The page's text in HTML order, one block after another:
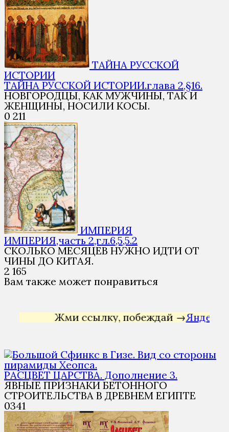
ТАЙНА РУССКОЙ
ИСТОРИИ
ТАЙНА РУССКОЙ ИСТОРИИ.глава 2,§16.
НОВГОРОДЦЫ, КАК МУЖЧИНЫ, ТАК И
ЖЕНЩИНЫ, НОСИЛИ КОСЫ.
0 211
ИМПЕРИЯ
ИМПЕРИЯ,часть 2,гл.6,5,5.2
СКОЛЬКО МЕСЯЦЕВ НУЖНО ИДТИ ОТ
ЧИНЫ ДО КИТАЯ.
2 165
Вам также может понравиться
Жми ссылку, побеждай →Яндекс
РАСЦВЕТ ЦАРСТВА. Дополнение 3.
ЯВНЫЕ ПРИЗНАКИ БЕТОННОГО
СТРОИТЕЛЬСТВА В ДРЕВНЕМ ЕГИПТЕ
0341